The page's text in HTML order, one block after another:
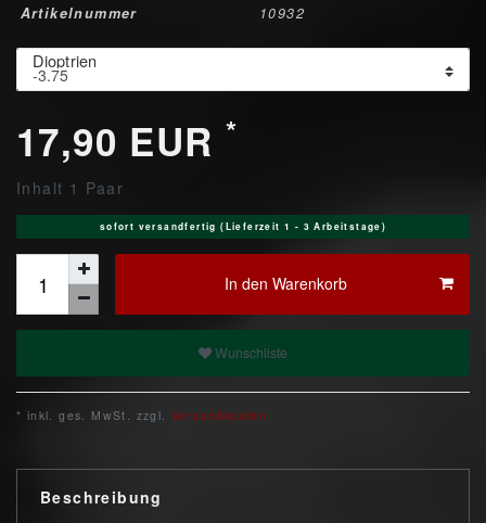
Artikelnummer 10932
Dioptrien
17,90 EUR *
Inhalt 1 Paar
sofort versandfertig (Lieferzeit 1 - 3 Arbeitstage)
In den Warenkorb
Wunschliste
* inkl. ges. MwSt. zzgl. Versandkosten
Beschreibung